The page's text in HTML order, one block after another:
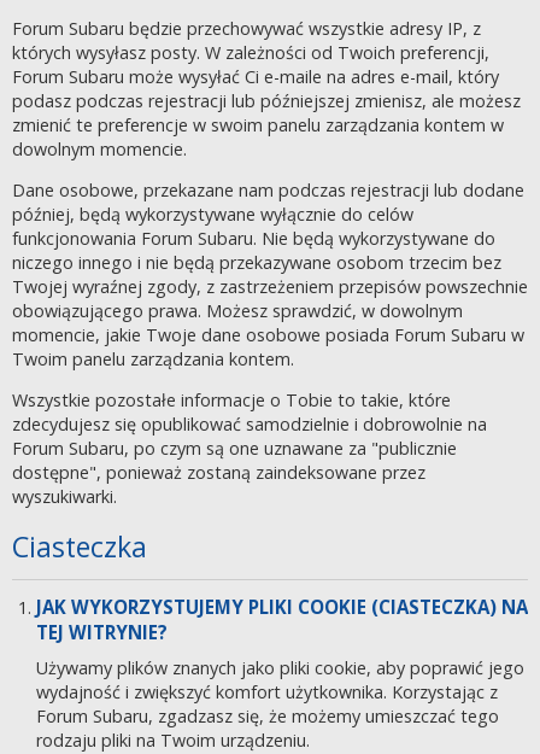
Forum Subaru będzie przechowywać wszystkie adresy IP, z
których wysyłasz posty. W zależności od Twoich preferencji,
Forum Subaru może wysyłać Ci e-maile na adres e-mail, który
podasz podczas rejestracji lub późniejszej zmienisz, ale możesz
zmienić te preferencje w swoim panelu zarządzania kontem w
dowolnym momencie.
Dane osobowe, przekazane nam podczas rejestracji lub dodane
później, będą wykorzystywane wyłącznie do celów
funkcjonowania Forum Subaru. Nie będą wykorzystywane do
niczego innego i nie będą przekazywane osobom trzecim bez
Twojej wyraźnej zgody, z zastrzeżeniem przepisów powszechnie
obowiązującego prawa. Możesz sprawdzić, w dowolnym
momencie, jakie Twoje dane osobowe posiada Forum Subaru w
Twoim panelu zarządzania kontem.
Wszystkie pozostałe informacje o Tobie to takie, które
zdecydujesz się opublikować samodzielnie i dobrowolnie na
Forum Subaru, po czym są one uznawane za "publicznie
dostępne", ponieważ zostaną zaindeksowane przez
wyszukiwarki.
Ciasteczka
JAK WYKORZYSTUJEMY PLIKI COOKIE (CIASTECZKA) NA
TEJ WITRYNIE?
Używamy plików znanych jako pliki cookie, aby poprawić jego
wydajność i zwiększyć komfort użytkownika. Korzystając z
Forum Subaru, zgadzasz się, że możemy umieszczać tego
rodzaju pliki na Twoim urządzeniu.